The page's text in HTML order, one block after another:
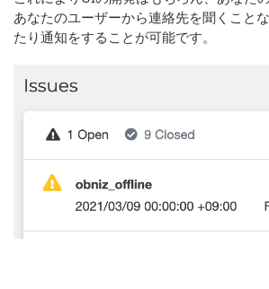
あなたのユーザーから連絡先を聞くこと
たり通知をすることが可能です。